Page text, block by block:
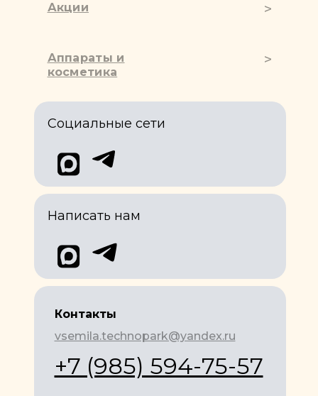
Аппараты и
косметика
Акции
Контакты
vsemila.technopark@yandex.ru
+7 (985) 594-75-57
Социальные сети
Написать нам